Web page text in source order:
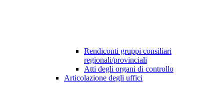
Rendiconti gruppi consiliari
regionali/provinciali
Atti degli organi di controllo
Articolazione degli uffici